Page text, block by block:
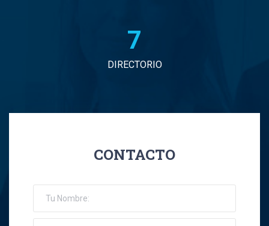
7
DIRECTORIO
CONTACTO